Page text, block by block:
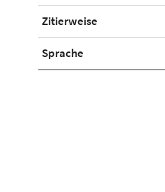
Zitierweise
Sprache